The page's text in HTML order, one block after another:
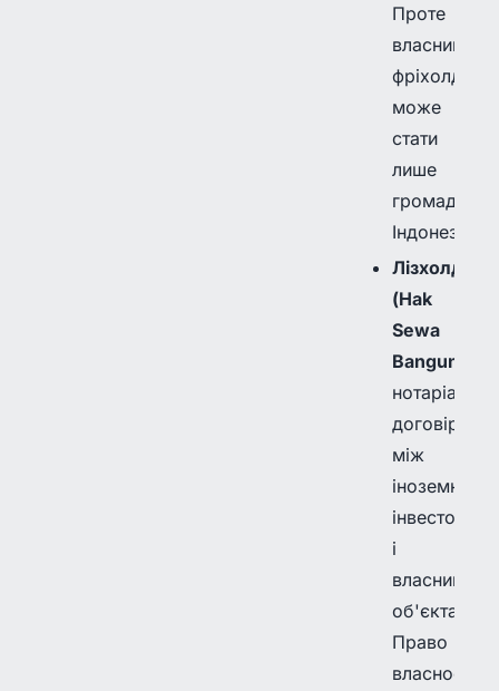
Проте
власником
фріхолда
може
стати
лише
громадянин
Індонезії.
Лізхолд
(Hak
Sewa
Bangunan)
договір
між
іноземним
інвестором
і
власником
об'єкта.
Право
власності